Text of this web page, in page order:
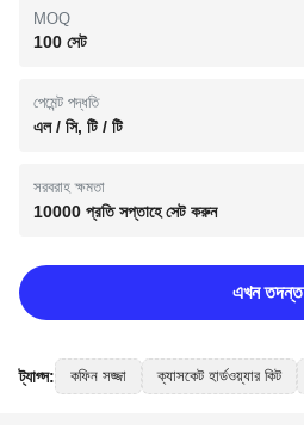
MOQ
100 সেট
পেমেন্ট পদ্ধতি
এল / সি, টি / টি
সরবরাহ ক্ষমতা
10000 প্রতি সপ্তাহে সেট করুন
এখন তদন্ত
ট্যাগ্স: কফিন সজ্জা ক্যাসকেট হার্ডওয়্যার কিট